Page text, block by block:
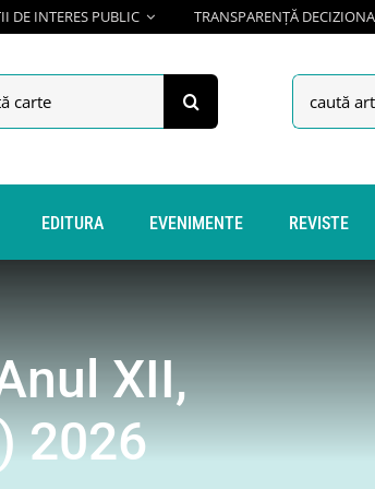
DE INTERES PUBLIC TRANSPARENȚĂ
Search
for:
EDITURA EVENIMENTE REVISTE
XII,
2026